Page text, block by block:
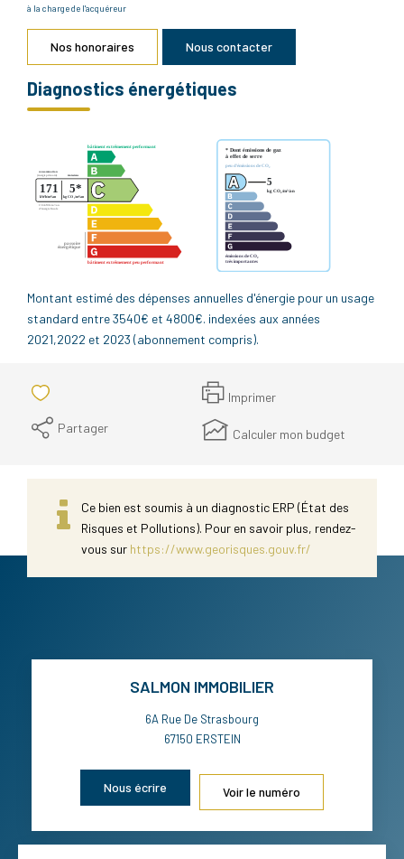
à la charge de l'acquéreur
Nos honoraires Nous contacter
Diagnostics énergétiques
Montant estimé des dépenses annuelles d'énergie pour un usage
standard entre 3540€ et 4800€. indexées aux années
2021,2022 et 2023 (abonnement compris).
Imprimer
Partager
Calculer mon budget
Ce bien est soumis à un diagnostic ERP (État des
Risques et Pollutions). Pour en savoir plus, rendez-
vous sur https://www.georisques.gouv.fr/
SALMON IMMOBILIER
6A Rue De Strasbourg
67150 ERSTEIN
Nous écrire Voir le numéro